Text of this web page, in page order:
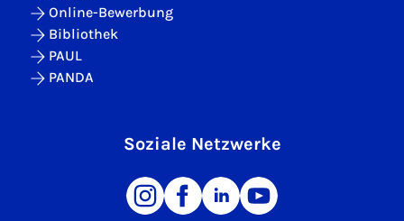
Online-Bewerbung
Bibliothek
PAUL
PANDA
Soziale Netzwerke